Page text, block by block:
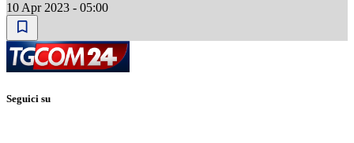
10 Apr 2023 - 05:00
Seguici su